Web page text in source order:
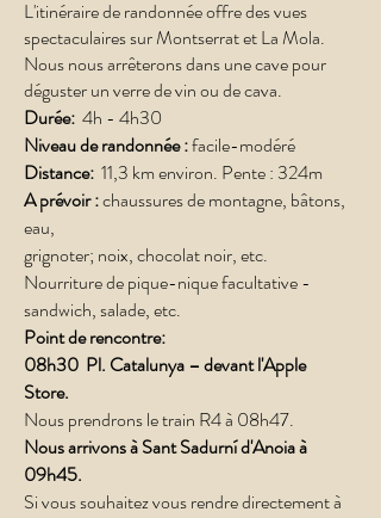
L'itinéraire de randonnée offre des vues
spectaculaires sur Montserrat et La Mola.
Nous nous arrêterons dans une cave pour
déguster un verre de vin ou de cava.
Durée: 4h - 4h30
Niveau de randonnée :facile-modéré
Distance: 11,3 km environ. Pente : 324m
A prévoir :chaussures de montagne, bâtons,
eau,
grignoter; noix, chocolat noir, etc.
Nourriture de pique-nique facultative -
sandwich, salade, etc.
Point de rencontre:
08h30 Pl. Catalunya – devant l'Apple
Store.
Nous prendrons le train R4 à 08h47.
Nous arrivons à Sant Sadurní d'Anoia à
09h45.
Si vous souhaitez vous rendre directement à